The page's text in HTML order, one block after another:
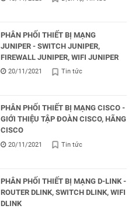
PHÂN PHỐI THIẾT BỊ MẠNG
JUNIPER - SWITCH JUNIPER,
FIREWALL JUNIPER, WIFI JUNIPER
20/11/2021 Tin tức
PHÂN PHỐI THIẾT BỊ MẠNG CISCO -
GIỚI THIỆU TẬP ĐOÀN CISCO, HÃNG
CISCO
20/11/2021 Tin tức
PHÂN PHỐI THIẾT BỊ MẠNG D-LINK -
ROUTER DLINK, SWITCH DLINK, WIFI
DLINK